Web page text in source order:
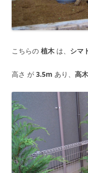
こちらの 植木 は、 シマ
高さ が 3.5m あり、 高木